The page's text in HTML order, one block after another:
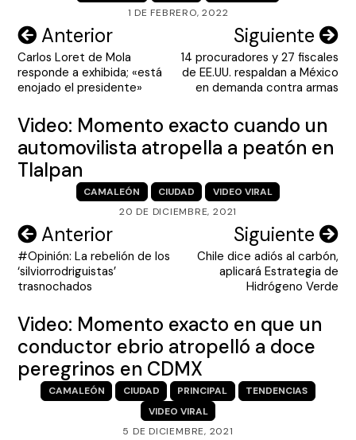
1 DE FEBRERO, 2022
Navegación
de
entradas
Anterior
Carlos Loret de Mola
responde a exhibida; «está
enojado el presidente»
Siguiente
14 procuradores y 27 fiscales
de EE.UU. respaldan a México
en demanda contra armas
Video: Momento exacto cuando un
automovilista atropella a peatón en
Tlalpan
CAMALEÓN CIUDAD
VIDEO VIRAL
20 DE DICIEMBRE, 2021
Navegación
de
entradas
Anterior
#Opinión: La rebelión de los
‘silviorrodriguistas’
trasnochados
Siguiente
Chile dice adiós al carbón,
aplicará Estrategia de
Hidrógeno Verde
Video: Momento exacto en que un
conductor ebrio atropelló a doce
peregrinos en CDMX
CAMALEÓN CIUDAD PRINCIPAL
TENDENCIAS
VIDEO VIRAL
5 DE DICIEMBRE, 2021